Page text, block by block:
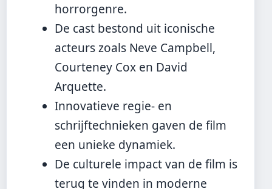
horrorgenre.
De cast bestond uit iconische
acteurs zoals Neve Campbell,
Courteney Cox en David
Arquette.
Innovatieve regie- en
schrijftechnieken gaven de film
een unieke dynamiek.
De culturele impact van de film is
terug te vinden in moderne